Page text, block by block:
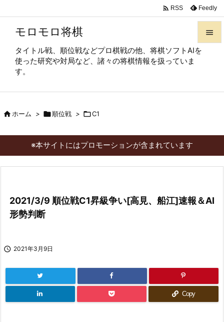
モロモロ将棋
タイトル戦、順位戦などプロ棋戦の他、将棋ソフトAIを
使った研究や対局など、諸々の将棋情報を扱っていま
す。

サイド

検索
 RSS Feedly
ホーム > 順位戦 > C1
※本サイトにはプロモーションが含まれています
2021/3/9 順位戦C1昇級争い[高見、船江]速報＆AI
形勢判断
 2021年3月9日
Copy